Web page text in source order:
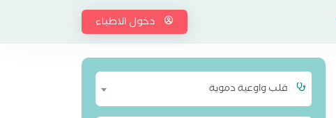
دخول الاطباء
قلب واوعية دموية